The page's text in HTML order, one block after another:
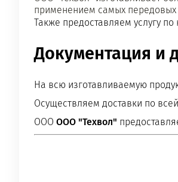
применением самых передовых
Также предоставляем услугу
Документация и
На всю изготавливаемую
Осуществляем доставки по
ООО ООО "Техвол"